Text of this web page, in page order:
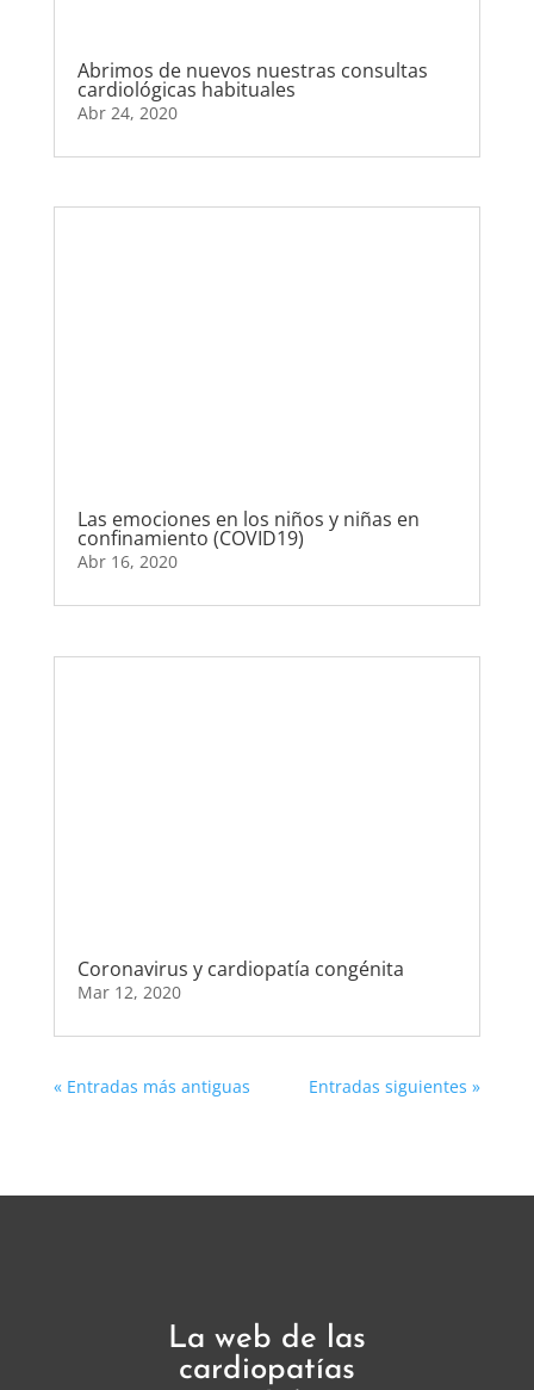
Abrimos de nuevos nuestras consultas
cardiológicas habituales
Abr 24, 2020
Las emociones en los niños y niñas en
confinamiento (COVID19)
Abr 16, 2020
Coronavirus y cardiopatía congénita
Mar 12, 2020
« Entradas más antiguas Entradas siguientes »
La web de las
cardiopatías